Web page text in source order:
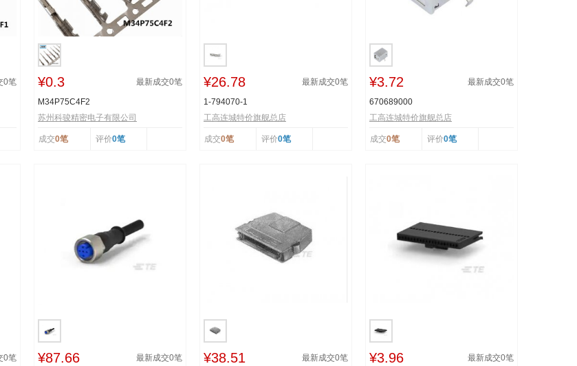
0笔 ¥0.3 最新成交0笔
M34P75C4F2
苏州科骏精密电子有限公司
成交0笔 评价0笔
¥26.78 最新成交0笔
1-794070-1
工高连城特价旗舰总店
成交0笔 评价0笔
¥3.72 最新成交0笔
670689000
工高连城特价旗舰总店
成交0笔 评价0笔
0笔 ¥87.66 最新成交0笔 ¥38.51 最新成交0笔 ¥3.96 最新成交0笔